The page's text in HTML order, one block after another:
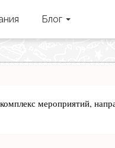
Блог
мероприятий,